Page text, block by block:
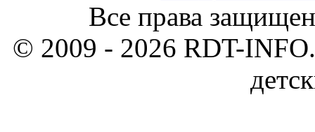
Все права
© 2009 - 2026 RDT-